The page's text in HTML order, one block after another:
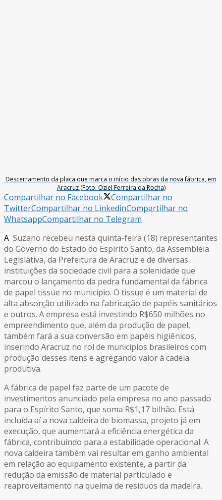
Descerramento da placa que marca o início das obras da nova fábrica, em
Aracruz (Foto: Oziel Ferreira da Rocha)
Compartilhar no Facebook
Compartilhar no
TwitterCompartilhar no LinkedinCompartilhar no
WhatsappCompartilhar no Telegram
A Suzano recebeu nesta quinta-feira (18) representantes
do Governo do Estado do Espírito Santo, da Assembleia
Legislativa, da Prefeitura de Aracruz e de diversas
instituições da sociedade civil para a solenidade que
marcou o lançamento da pedra fundamental da fábrica
de papel tissue no município. O tissue é um material de
alta absorção utilizado na fabricação de papéis sanitários
e outros. A empresa está investindo R$650 milhões no
empreendimento que, além da produção de papel,
também fará a sua conversão em papéis higiênicos,
inserindo Aracruz no rol de municípios brasileiros com
produção desses itens e agregando valor à cadeia
produtiva.
A fábrica de papel faz parte de um pacote de
investimentos anunciado pela empresa no ano passado
para o Espírito Santo, que soma R$1,17 bilhão. Está
incluída aí a nova caldeira de biomassa, projeto já em
execução, que aumentará a eficiência energética da
fábrica, contribuindo para a estabilidade operacional. A
nova caldeira também vai resultar em ganho ambiental
em relação ao equipamento existente, a partir da
redução da emissão de material particulado e
reaproveitamento na queima de resíduos da madeira.